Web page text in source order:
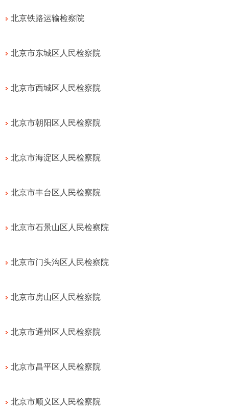
北京铁路运输检察院
北京市东城区人民检察院
北京市西城区人民检察院
北京市朝阳区人民检察院
北京市海淀区人民检察院
北京市丰台区人民检察院
北京市石景山区人民检察院
北京市门头沟区人民检察院
北京市房山区人民检察院
北京市通州区人民检察院
北京市昌平区人民检察院
北京市顺义区人民检察院